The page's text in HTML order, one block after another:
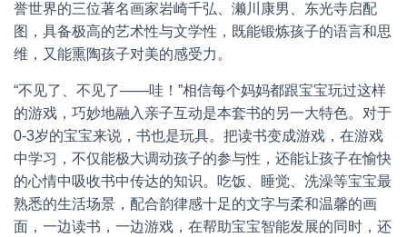
誉世界的三位著名画家岩崎千弘、濑川康男、东光寺启配
图，具备极高的艺术性与文学性，既能锻炼孩子的语言和思
维，又能熏陶孩子对美的感受力。
“不见了、不见了——哇！”相信每个妈妈都跟宝宝玩过这样
的游戏，巧妙地融入亲子互动是本套书的另一大特色。对于
0-3岁的宝宝来说，书也是玩具。把读书变成游戏，在游戏
中学习，不仅能极大调动孩子的参与性，还能让孩子在愉快
的心情中吸收书中传达的知识。吃饭、睡觉、洗澡等宝宝最
熟悉的生活场景，配合韵律感十足的文字与柔和温馨的画
面，一边读书，一边游戏，在帮助宝宝智能发展的同时，还